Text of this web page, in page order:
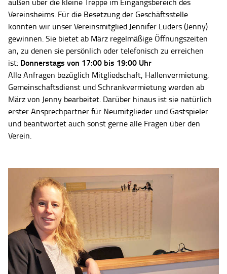
außen über die kleine Treppe im Eingangsbereich des
Vereinsheims. Für die Besetzung der Geschäftsstelle
konnten wir unser Vereinsmitglied Jennifer Lüders (Jenny)
gewinnen. Sie bietet ab März regelmäßige Öffnungszeiten
an, zu denen sie persönlich oder telefonisch zu erreichen
ist: Donnerstags von 17:00 bis 19:00 Uhr
Alle Anfragen bezüglich Mitgliedschaft, Hallenvermietung,
Gemeinschaftsdienst und Schrankvermietung werden ab
März von Jenny bearbeitet. Darüber hinaus ist sie natürlich
erster Ansprechpartner für Neumitglieder und Gastspieler
und beantwortet auch sonst gerne alle Fragen über den
Verein.